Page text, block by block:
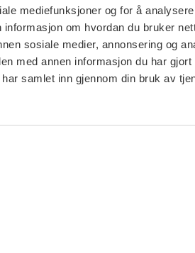
mediefunksjoner og for å
informasjon om hvordan du bruker
sosiale medier, annonsering og
med annen informasjon du har gjort
samlet inn gjennom din bruk av
Taushetsplikt og personvern